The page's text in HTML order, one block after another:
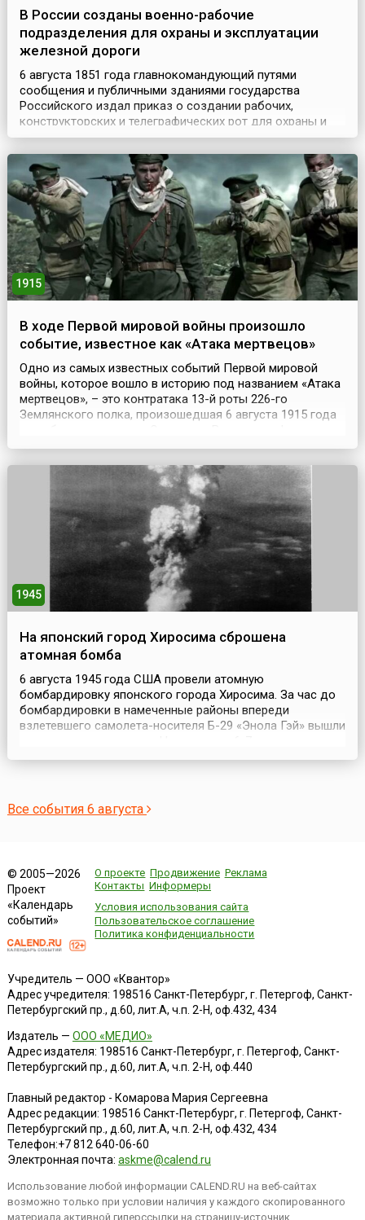
В России созданы военно-рабочие
подразделения для охраны и эксплуатации
железной дороги
6 августа 1851 года главнокомандующий путями
сообщения и публичными зданиями государства
Российского издал приказ о создании рабочих,
конструкторских и телеграфических рот для охраны и
эксплуатации Санкт-Петербурго-Московской железной
дороги. Они впоследствии и стали основой
железнодорожных войск России. Изначально было
сформировано 14 отдельных военно-рабочих, две
кондукторские и одна телегра...
1915
В ходе Первой мировой войны произошло
событие, известное как «Атака мертвецов»
Одно из самых известных событий Первой мировой
войны, которое вошло в историю под названием «Атака
мертвецов», – это контратака 13-й роты 226-го
Землянского полка, произошедшая 6 августа 1915 года
когда при отражении немецкой газовой атаки около
семитысячное немецкое войско. Небольшая русская
1945
На японский город Хиросима сброшена
атомная бомба
6 августа 1945 года США провели атомную
бомбардировку японского города Хиросима. За час до
бомбардировки в намеченные районы впереди
взлетевшего самолета-носителя Б-29 «Энола Гэй» вышли
самолета-носителя следовал самолет с аппаратурой,
результаты взрыва. ...
Все события 6 августа
© 2005—2026
Проект
«Календарь
событий»
О проекте Продвижение Реклама
Контакты Информеры
Условия использования сайта
Пользовательское соглашение
Политика конфиденциальности
Учредитель — ООО «Квантор»
Адрес учредителя: 198516 Санкт-Петербург, г. Петергоф, Санкт-
Петербургский пр., д.60, лит.А, ч.п. 2-Н, оф.432, 434
Издатель — ООО «МЕДИО»
Адрес издателя: 198516 Санкт-Петербург, г. Петергоф, Санкт-
Петербургский пр., д.60, лит.А, ч.п. 2-Н, оф.440
Главный редактор - Комарова Мария Сергеевна
Адрес редакции: 198516 Санкт-Петербург, г. Петергоф, Санкт-
Петербургский пр., д.60, лит.А, ч.п. 2-Н, оф.432, 434
Телефон:+7 812 640-06-60
Электронная почта: askme@calend.ru
Использование любой информации CALEND.RU на веб-сайтах
возможно только при условии наличия у каждого скопированного
материала активной гиперссылки на страницу-источник.